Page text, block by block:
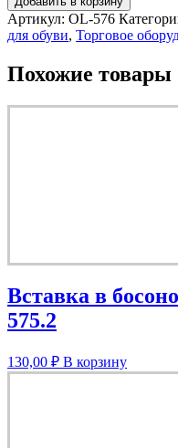
Артикул: OL-576
для обуви, Торговое
Похожие товары
Вставка в
575.2
130,00 ₽ В корзину